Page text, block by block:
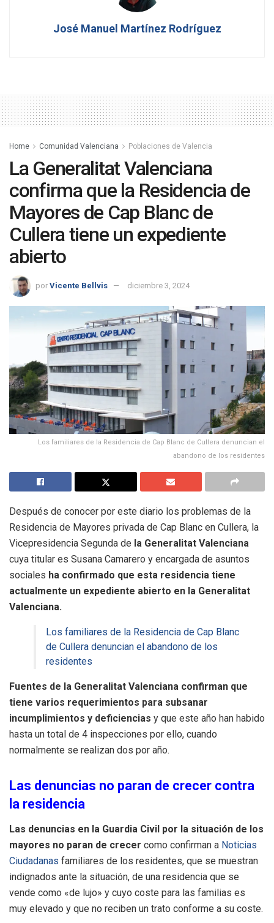
José Manuel Martínez Rodríguez
Home Comunidad Valenciana Poblaciones de Valencia
La Generalitat Valenciana
confirma que la Residencia de
Mayores de Cap Blanc de
Cullera tiene un expediente
abierto
por Vicente Bellvis diciembre 3, 2024
Los familiares de la Residencia de Cap Blanc de Cullera denuncian el
abandono de los residentes
Después de conocer por este diario los problemas de la
Residencia de Mayores privada de Cap Blanc en Cullera, la
Vicepresidencia Segunda de la Generalitat Valenciana
cuya titular es Susana Camarero y encargada de asuntos
sociales ha confirmado que esta residencia tiene
actualmente un expediente abierto en la Generalitat
Valenciana.
Los familiares de la Residencia de Cap Blanc
de Cullera denuncian el abandono de los
residentes
Fuentes de la Generalitat Valenciana confirman que
tiene varios requerimientos para subsanar
incumplimientos y deficiencias y que este año han habido
hasta un total de 4 inspecciones por ello, cuando
normalmente se realizan dos por año.
Las denuncias no paran de crecer contra
la residencia
Las denuncias en la Guardia Civil por la situación de los
mayores no paran de crecer como confirman a Noticias
Ciudadanas familiares de los residentes, que se muestran
indignados ante la situación, de una residencia que se
vende como «de lujo» y cuyo coste para las familias es
muy elevado y que no reciben un trato conforme a su coste.